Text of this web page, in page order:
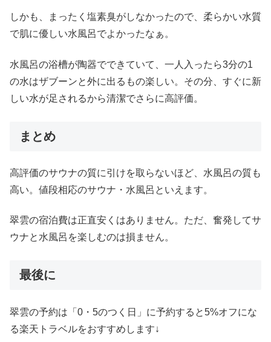
しかも、まったく塩素臭がしなかったので、柔らかい水質
で肌に優しい水風呂でよかったなぁ。
水風呂の浴槽が陶器でできていて、一人入ったら3分の1
の水はザブーンと外に出るもの楽しい。その分、すぐに新
しい水が足されるから清潔でさらに高評価。
まとめ
高評価のサウナの質に引けを取らないほど、水風呂の質も
高い。値段相応のサウナ・水風呂といえます。
翠雲の宿泊費は正直安くはありません。ただ、奮発してサ
ウナと水風呂を楽しむのは損ません。
最後に
翠雲の予約は「0・5のつく日」に予約すると5%オフにな
る楽天トラベルをおすすめします↓